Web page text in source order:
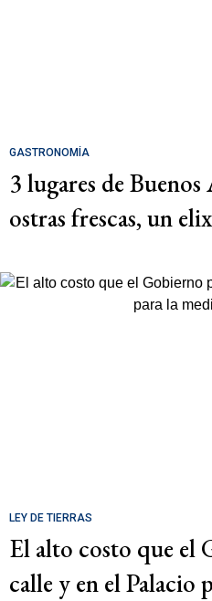
GASTRONOMÍA
3 lugares de
ostras frescas, un
LEY DE TIERRAS
El alto costo que el
calle y en el Palacio